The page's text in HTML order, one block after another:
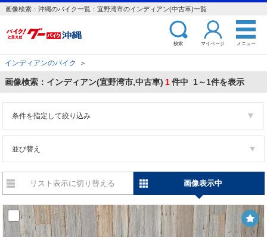
画像検索：沖縄のバイク一覧：宜野湾市のインディアン(中古車)一覧
検索 マイページ メニュー
インディアンのバイク ＞
画像検索：インディアン(宜野湾市,中古車) 1件中 1～1件を表示
条件を指定して絞り込み
並び替え
リスト表示に切り替える 画像表示中